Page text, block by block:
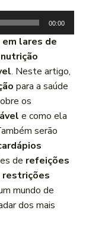
00:00
lares de
nutrição
. Neste artigo,
para a saúde
os
e como ela
serão
de refeições
restrições
mundo de
dos mais